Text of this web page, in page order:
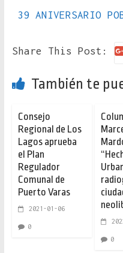
39 ANIVERSARIO
Share This Post:
También te
Consejo
Regional de Los
Lagos aprueba
el Plan
Regulador
Comunal de
Puerto Varas
2021-01-06
0
0